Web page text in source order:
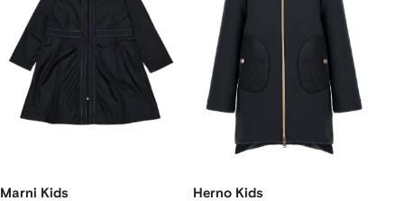
Marni Kids Herno Kids